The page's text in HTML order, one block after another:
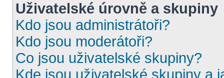
Uživatelské úrovně a skupiny
Kdo jsou administrátoři?
Kdo jsou moderátoři?
Co jsou uživatelské skupiny?
Kde jsou uživatelské skupiny a